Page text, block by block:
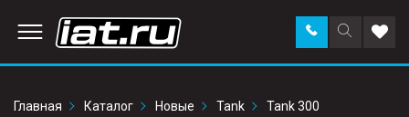
Поиск
по
Заказать
звонок в
Главная
Каталог Новые Tank Tank 300